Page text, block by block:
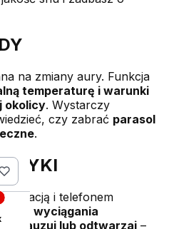
na zmiany aury. Funkcja
temperaturę i warunki
okolicy. Wystarczy
czy zabrać parasol
.
i telefonem
bez wyciągania
pauzuj lub odtwarzaj –
w koszyku: 0. Zobacz